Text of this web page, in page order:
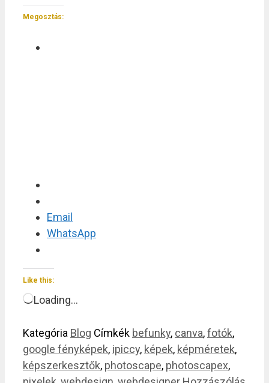
Megosztás:
Email
WhatsApp
Like this:
Loading…
Kategória Blog Címkék befunky, canva,fotók,
google fényképek, ipiccy, képek, képméretek,
képszerkesztők, photoscape, photoscapex,